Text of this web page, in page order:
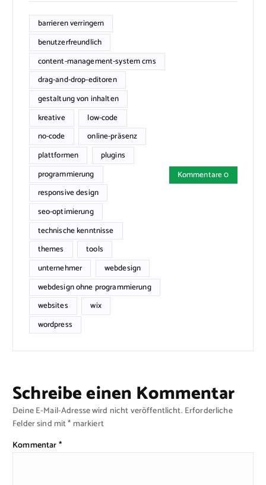
barrieren verringern
benutzerfreundlich
content-management-system cms
drag-and-drop-editoren
gestaltung von inhalten
kreative
low-code
no-code
online-präsenz
plattformen
plugins
programmierung
responsive design
seo-optimierung
technische kenntnisse
themes
tools
unternehmer
webdesign
webdesign ohne programmierung
websites
wix
wordpress
Kommentare 0
Schreibe einen Kommentar
Deine E-Mail-Adresse wird nicht veröffentlicht. Erforderliche
Felder sind mit*markiert
Kommentar*